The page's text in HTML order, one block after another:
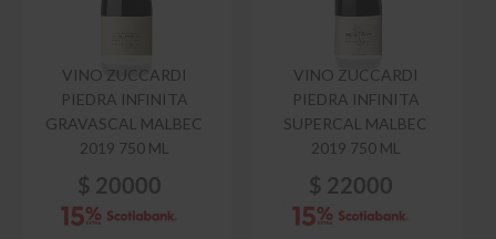
VINO ZUCCARDI
PIEDRA INFINITA
GRAVASCAL MALBEC
2019 750 ML
$ 20000
VINO ZUCCARDI
PIEDRA INFINITA
SUPERCAL MALBEC
2019 750 ML
$ 22000